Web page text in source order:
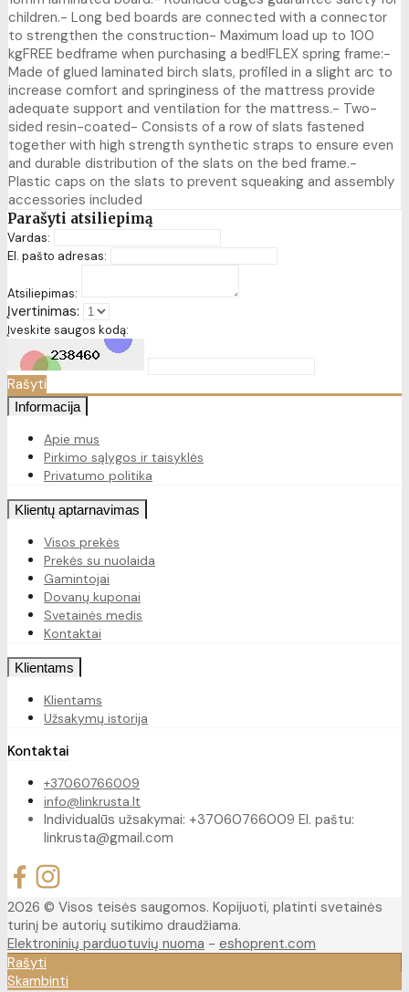
children.- Long bed boards are connected with a connector
to strengthen the construction- Maximum load up to 100
kgFREE bedframe when purchasing a bed!FLEX spring frame:-
Made of glued laminated birch slats, profiled in a slight arc to
increase comfort and springiness of the mattress provide
adequate support and ventilation for the mattress.- Two-
sided resin-coated- Consists of a row of slats fastened
together with high strength synthetic straps to ensure even
and durable distribution of the slats on the bed frame.-
Plastic caps on the slats to prevent squeaking and assembly
accessories included
Parašyti atsiliepimą
Vardas:
El. pašto adresas:
Atsiliepimas:
Įvertinimas:
Įveskite saugos kodą:
Rašyti
Informacija
Apie mus
Pirkimo sąlygos ir taisyklės
Privatumo politika
Klientų aptarnavimas
Visos prekės
Prekės su nuolaida
Gamintojai
Dovanų kuponai
Svetainės medis
Kontaktai
Klientams
Klientams
Užsakymų istorija
Kontaktai
+37060766009
info@linkrusta.lt
Individualūs užsakymai: +37060766009 El. paštu:
linkrusta@gmail.com
2026 © Visos teisės saugomos. Kopijuoti, platinti svetainės
turinį be autorių sutikimo draudžiama.
Elektroninių parduotuvių nuoma - eshoprent.com
Rašyti
Skambinti